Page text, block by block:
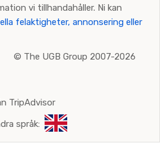
vi tillhandahåller. Ni kan
felaktigheter, annonsering eller
© The UGB Group 2007-2026
TripAdvisor
språk: